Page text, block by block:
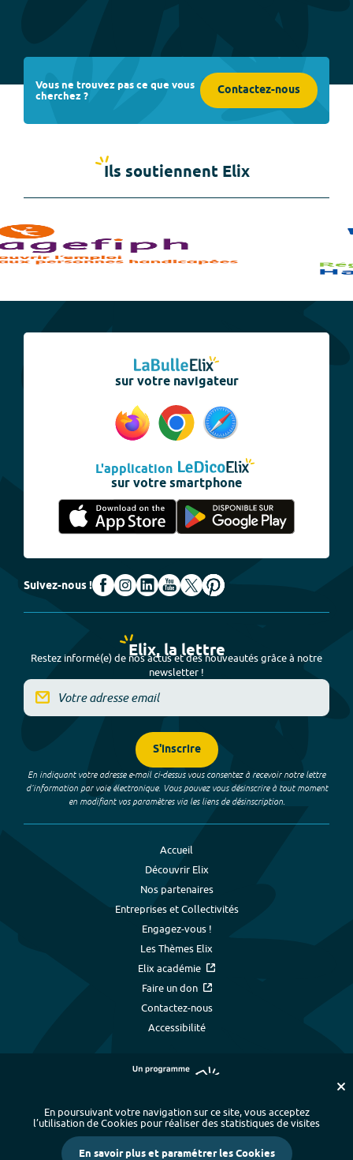
Vous ne trouvez pas ce que vous
cherchez ? Contactez-nous
Ils soutiennent Elix
sur votre navigateur
L'application
sur votre smartphone
Suivez-nous !
Elix, la lettre
Restez informé(e) de nos actus et des nouveautés grâce à notre
newsletter !
S'inscrire
En indiquant votre adresse e-mail ci-dessus vous consentez à recevoir notre lettre
d’information par voie électronique. Vous pouvez vous désinscrire à tout moment
en modifiant vos paramètres via les liens de désinscription.
Accueil
Découvrir Elix
Nos partenaires
Entreprises et Collectivités
Engagez-vous !
Les Thèmes Elix
Elix académie
Faire un don
Contactez-nous
Accessibilité
Plan du site - Index alphabétique
-
Mentions légales et données personnelles
- Paramétrer les cookies
En poursuivant votre navigation sur ce site, vous acceptez
l’utilisation de Cookies pour réaliser des statistiques de visites
En savoir plus et paramétrer les Cookies